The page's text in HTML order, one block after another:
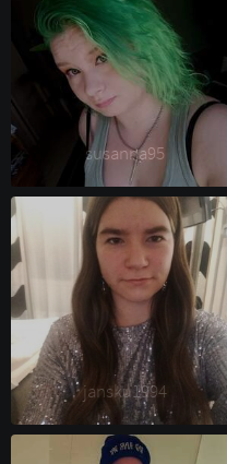
susanna95
jansku1994